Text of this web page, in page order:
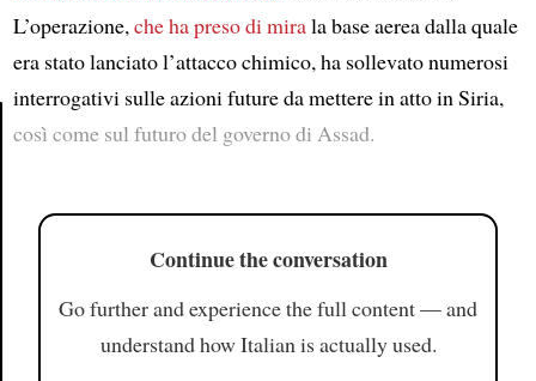
L’operazione,che ha preso di mirala base aerea dalla quale
era stato lanciato l’attacco chimico, ha sollevato numerosi
interrogativi sulle azioni future da mettere in atto in Siria,
così come sul futuro del governo di Assad.
Continue the conversation
Go further and experience the full content — and
understand how Italian is actually used.